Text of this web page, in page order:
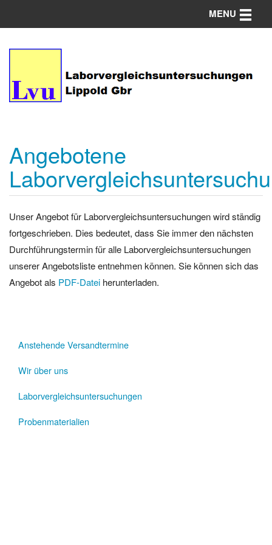
MENU Toggle
Angebotene
Unser Angebot für Laborvergleichsuntersuchungen wird ständig
fortgeschrieben. Dies bedeutet, dass Sie immer den nächsten
Durchführungstermin für alle Laborvergleichsuntersuchungen
unserer Angebotsliste entnehmen können. Sie können sich das
Angebot als PDF-Datei herunterladen.
Anstehende Versandtermine
Wir über uns
Laborvergleichsuntersuchungen
Probenmaterialien